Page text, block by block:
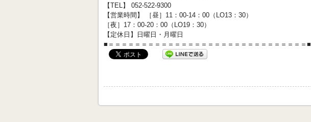
【TEL】 052-522-9300
【営業時間】 ［昼］11：00-14：00（LO13：30）
［夜］17：00-20：00（LO19：30）
【定休日】日曜日・月曜日
■＝＝＝＝＝＝＝＝＝＝＝＝＝＝＝＝＝＝＝＝＝＝＝＝＝＝＝＝＝＝■